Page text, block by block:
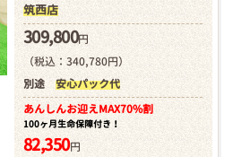
筑西店
309,800円
（税込：340,780円）
別途 安心パック代
あんしんお迎えMAX70%割
100ヶ月生命保障付き！
82,350円